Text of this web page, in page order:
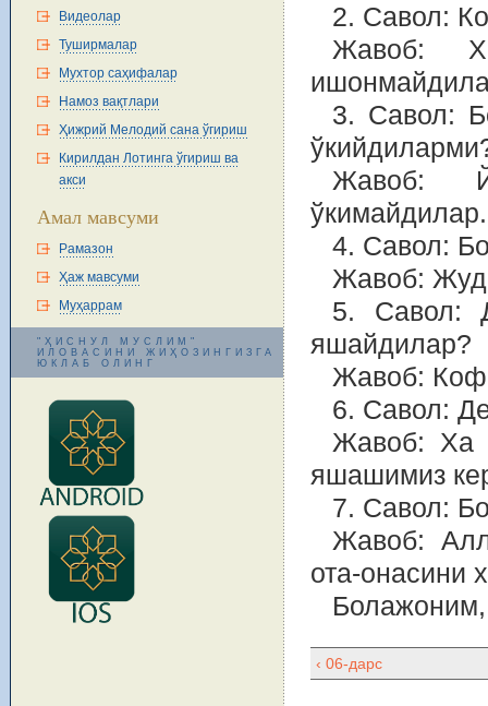
Видеолар
Туширмалар
Мухтор саҳифалар
Намоз вақтлари
Ҳижрий Мелодий сана ўгириш
Кирилдан Лотинга ўгириш ва
акси
Амал мавсуми
Рамазон
Ҳаж мавсуми
Муҳаррам
"ҲИСНУЛ МУСЛИМ"
ИЛОВАСИНИ ЖИҲОЗИНГИЗГА
ЮКЛАБ ОЛИНГ
2. Савол:
Жавоб:
3. Савол:
Жавоб:
ўкимайдилар.
4. Савол:
Жавоб:
5. Савол:
яшайдилар?
Жавоб:
6. Савол:
Жавоб: Xа
яшашимиз
7. Савол:
Жавоб:
ота-онасини
Болажоним,
‹ 06-дарс